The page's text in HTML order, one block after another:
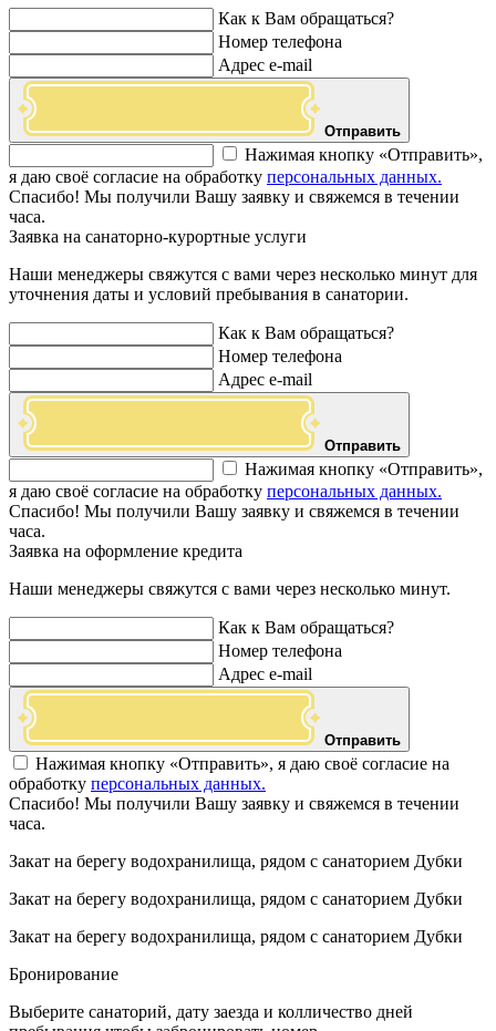
Как к Вам обращаться?
Номер телефона
Адрес e-mail
Отправить
Нажимая кнопку «Отправить»,
я даю своё согласие на обработку персональных данных.
Спасибо! Мы получили Вашу заявку и свяжемся в течении
часа.
Заявка на санаторно-курортные услуги
Наши менеджеры свяжутся с вами через несколько минут для
уточнения даты и условий пребывания в санатории.
Как к Вам обращаться?
Номер телефона
Адрес e-mail
Отправить
Нажимая кнопку «Отправить»,
я даю своё согласие на обработку персональных данных.
Спасибо! Мы получили Вашу заявку и свяжемся в течении
часа.
Заявка на оформление кредита
Наши менеджеры свяжутся с вами через несколько минут.
Как к Вам обращаться?
Номер телефона
Адрес e-mail
Отправить
Нажимая кнопку «Отправить», я даю своё согласие на
обработку персональных данных.
Спасибо! Мы получили Вашу заявку и свяжемся в течении
часа.
Закат на берегу водохранилища, рядом с санаторием Дубки
Закат на берегу водохранилища, рядом с санаторием Дубки
Закат на берегу водохранилища, рядом с санаторием Дубки
Бронирование
Выберите санаторий, дату заезда и колличество дней